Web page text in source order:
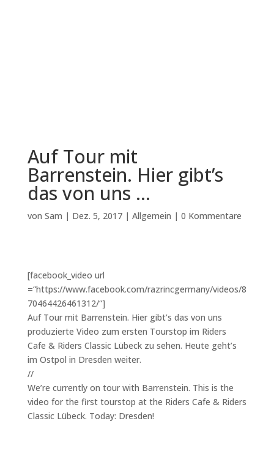
Auf Tour mit
Barrenstein. Hier gibt’s
das von uns …
von Sam | Dez. 5, 2017| Allgemein | 0 Kommentare
[facebook_video url
=“https://www.facebook.com/razrincgermany/videos/8
70464426461312/“]
Auf Tour mit Barrenstein. Hier gibt’s das von uns
produzierte Video zum ersten Tourstop im Riders
Cafe & Riders Classic Lübeck zu sehen. Heute geht’s
im Ostpol in Dresden weiter.
//
We’re currently on tour with Barrenstein. This is the
video for the first tourstop at the Riders Cafe & Riders
Classic Lübeck. Today: Dresden!